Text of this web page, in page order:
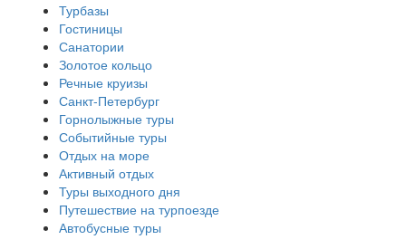
Турбазы
Гостиницы
Санатории
Золотое кольцо
Речные круизы
Санкт-Петербург
Горнолыжные туры
Событийные туры
Отдых на море
Активный отдых
Туры выходного дня
Путешествие на турпоезде
Автобусные туры